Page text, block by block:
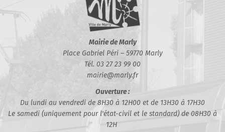
Mairie de Marly
Place Gabriel Péri – 59770 Marly
Tél. 03 27 23 99 00
mairie@marly.fr
Ouverture :
Du lundi au vendredi de 8H30 à 12H00 et de 13H30 à 17H30
Le samedi (uniquement pour l'état-civil et le standard) de 08H30 à
12H